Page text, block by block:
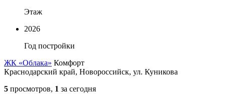
Этаж
2026
Год постройки
ЖК «Облака» Комфорт
Краснодарский край, Новороссийск, ул. Куникова
5 просмотров, 1 за сегодня